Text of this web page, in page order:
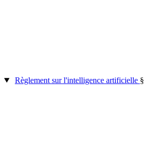
Règlement sur l'intelligence artificielle §